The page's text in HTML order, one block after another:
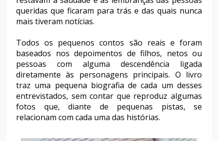
queridas que ficaram para trás e das quais nunca
mais tiveram notícias.
Todos os pequenos contos são reais e foram
baseados nos depoimentos de filhos, netos ou
pessoas com alguma descendência ligada
diretamente às personagens principais. O livro
traz uma pequena biografia de cada um desses
entrevistados, sem contar que reproduz algumas
fotos que, diante de pequenas pistas, se
relacionam com cada uma das histórias.